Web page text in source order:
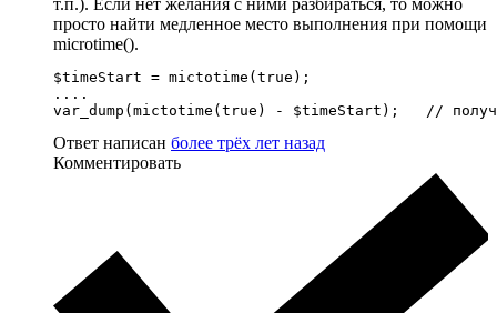
т.п.). Если нет желания с ними разбираться, то можно
просто найти медленное место выполнения при помощи
microtime().
$timeStart = mictotime(true);
....
var_dump(mictotime(true) - $timeStart);   //
Ответ написан более трёх лет назад
Комментировать